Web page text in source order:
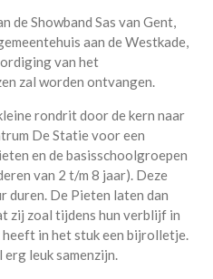
de Showband Sas van Gent,
aan de Westkade,
van het
zal worden ontvangen.
rondrit door de kern naar
De Statie voor een
en de basisschoolgroepen
van 2 t/m 8 jaar). Deze
duren. De Pieten laten dan
zij zoal tijdens hun verblijf in
heeft in het stuk een bijrolletje.
leuk samenzijn.